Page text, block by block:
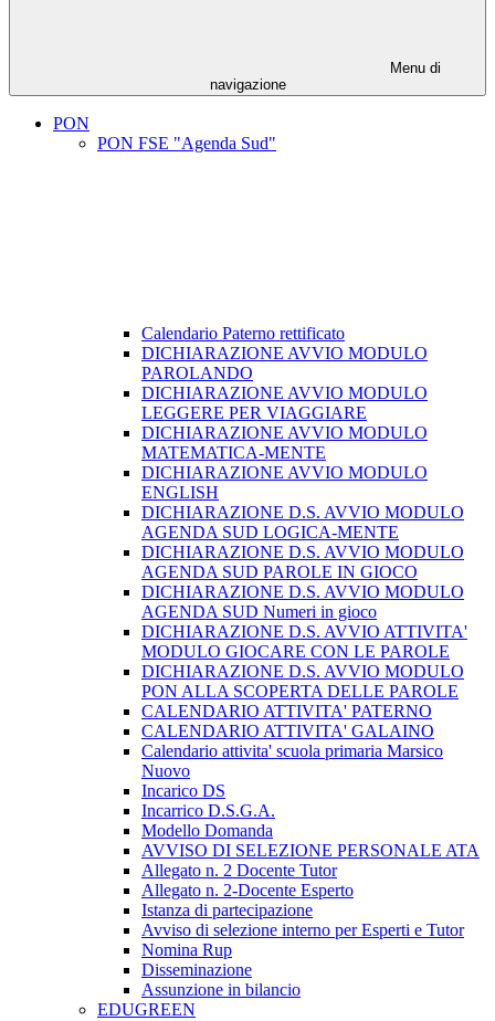
Menu di
navigazione
PON
PON FSE "Agenda Sud"
Calendario Paterno rettificato
DICHIARAZIONE AVVIO MODULO
PAROLANDO
DICHIARAZIONE AVVIO MODULO
LEGGERE PER VIAGGIARE
DICHIARAZIONE AVVIO MODULO
MATEMATICA-MENTE
DICHIARAZIONE AVVIO MODULO
ENGLISH
DICHIARAZIONE D.S. AVVIO MODULO
AGENDA SUD LOGICA-MENTE
DICHIARAZIONE D.S. AVVIO MODULO
AGENDA SUD PAROLE IN GIOCO
DICHIARAZIONE D.S. AVVIO MODULO
AGENDA SUD Numeri in gioco
DICHIARAZIONE D.S. AVVIO ATTIVITA'
MODULO GIOCARE CON LE PAROLE
DICHIARAZIONE D.S. AVVIO MODULO
PON ALLA SCOPERTA DELLE PAROLE
CALENDARIO ATTIVITA' PATERNO
CALENDARIO ATTIVITA' GALAINO
Calendario attivita' scuola primaria Marsico
Nuovo
Incarico DS
Incarrico D.S.G.A.
Modello Domanda
AVVISO DI SELEZIONE PERSONALE ATA
Allegato n. 2 Docente Tutor
Allegato n. 2-Docente Esperto
Istanza di partecipazione
Avviso di selezione interno per Esperti e Tutor
Nomina Rup
Disseminazione
Assunzione in bilancio
EDUGREEN